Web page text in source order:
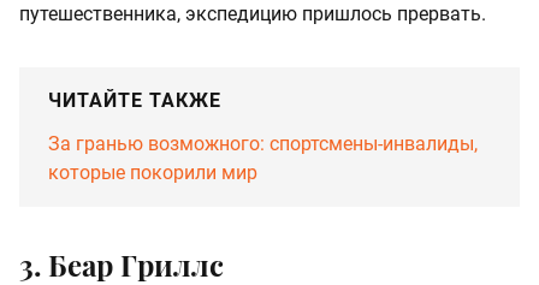
путешественника, экспедицию пришлось прервать.
ЧИТАЙТЕ ТАКЖЕ
За гранью возможного: спортсмены-инвалиды,
которые покорили мир
3. Беар Гриллс